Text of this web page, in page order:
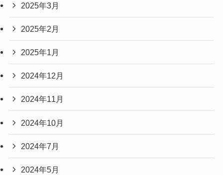
2025年3月
2025年2月
2025年1月
2024年12月
2024年11月
2024年10月
2024年7月
2024年5月